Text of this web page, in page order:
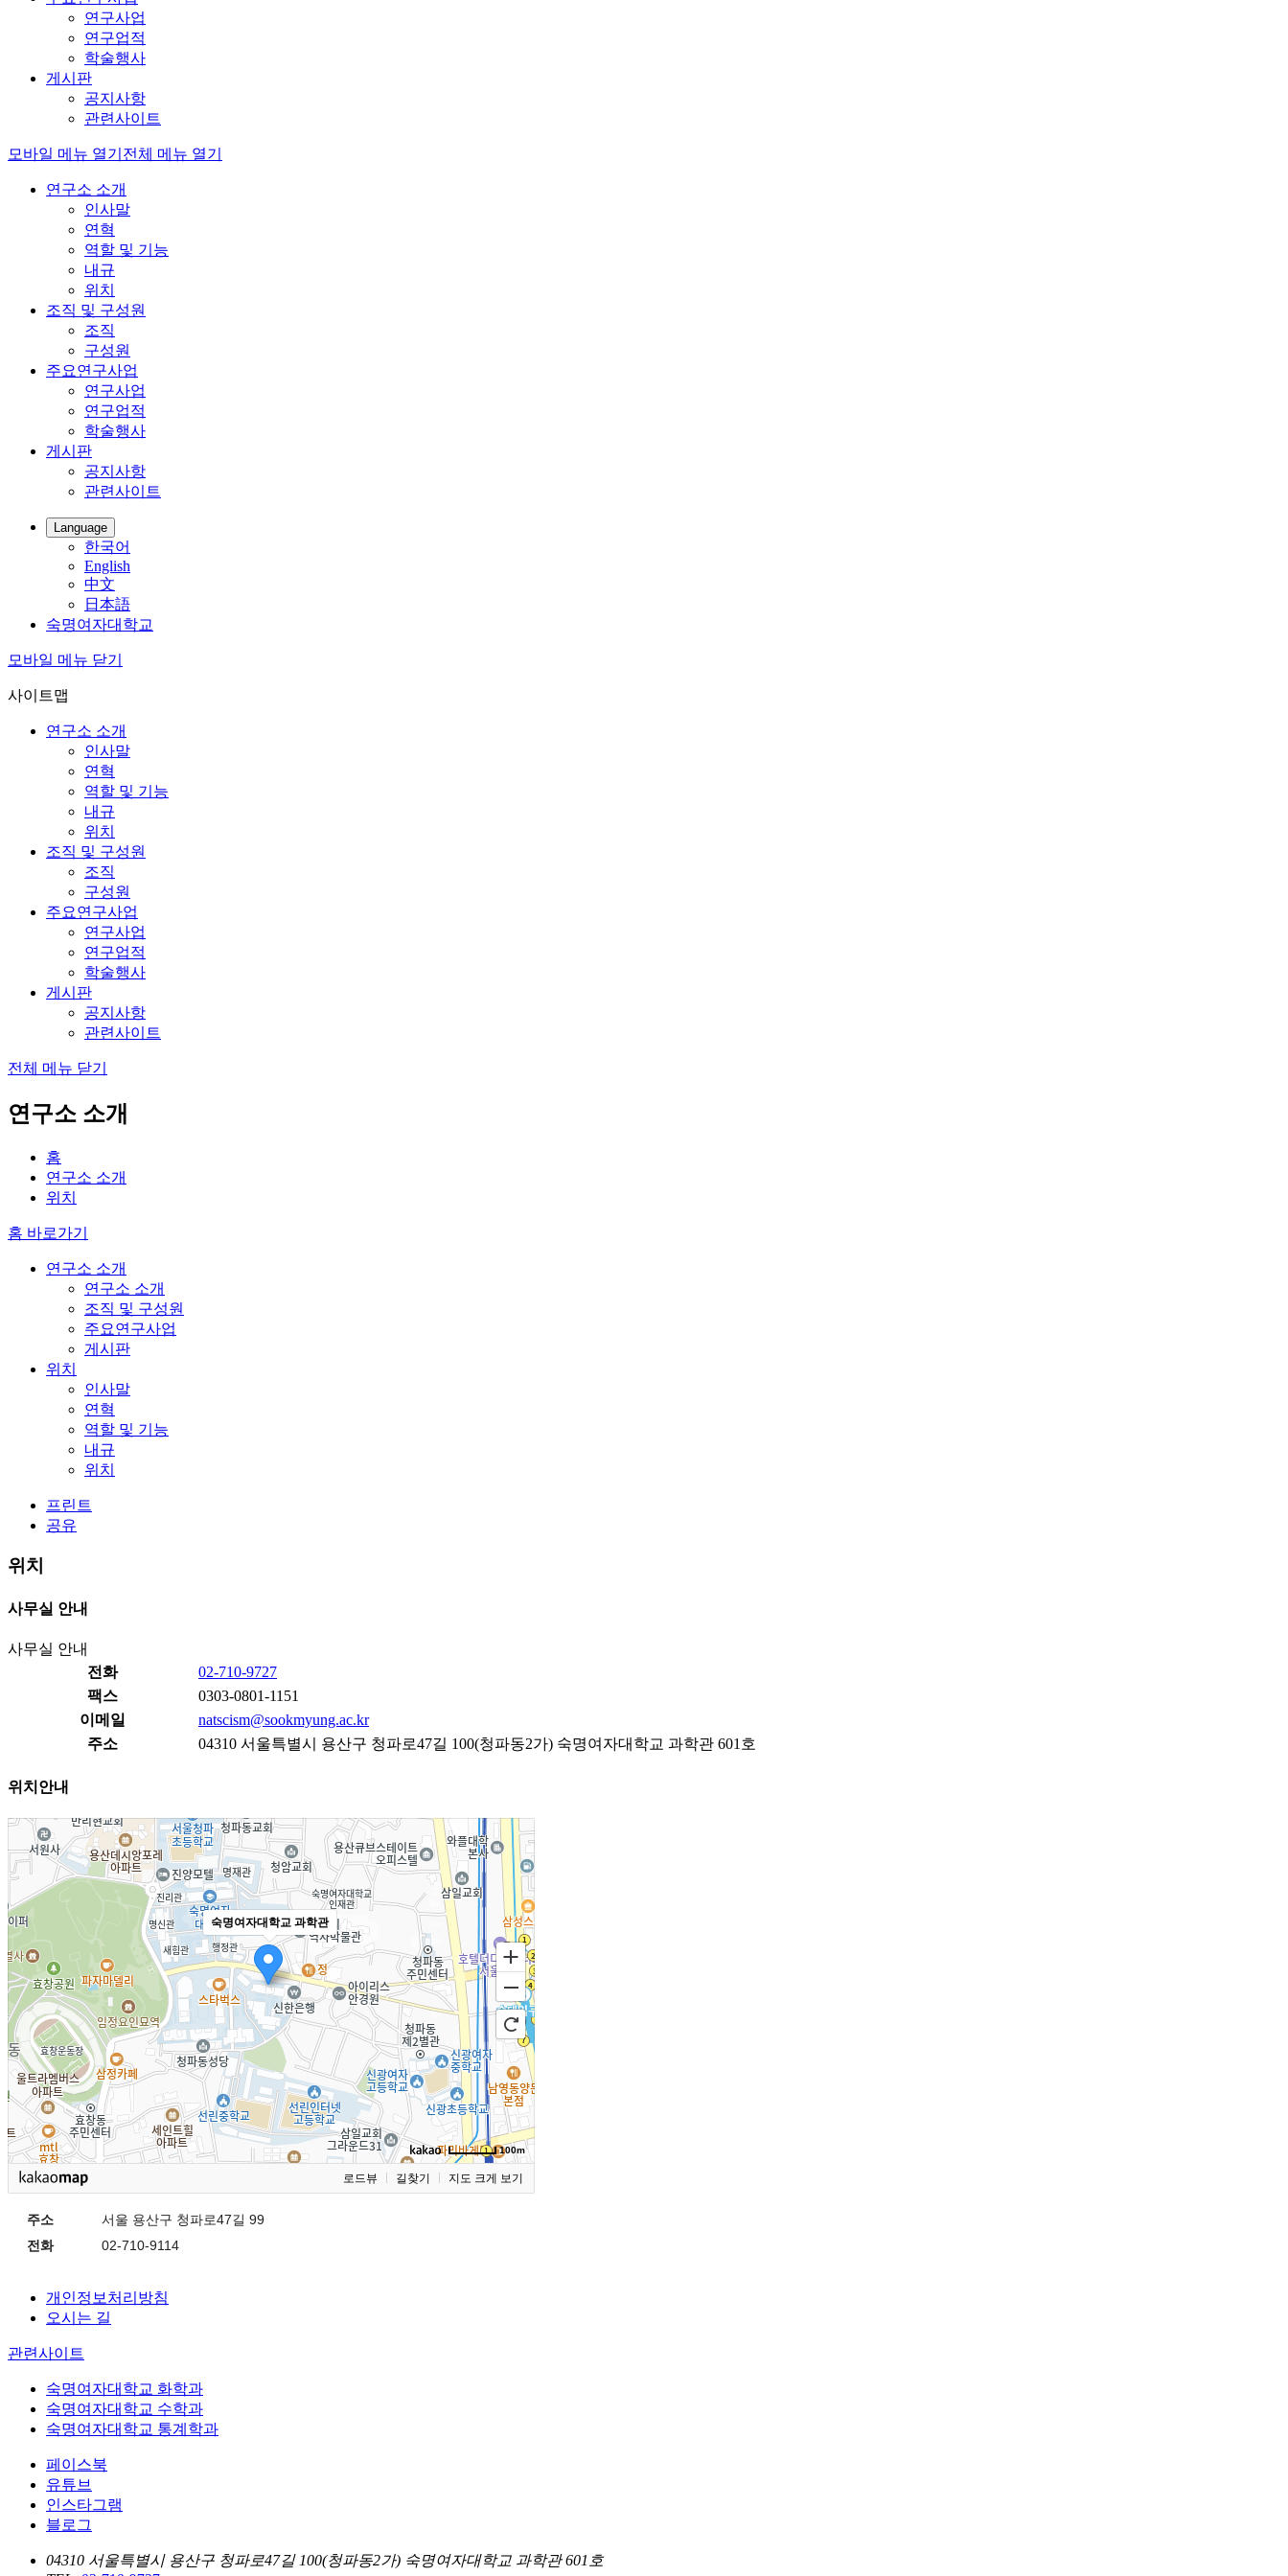
연구사업
연구업적
학술행사
게시판
공지사항
관련사이트
모바일 메뉴 열기 전체 메뉴 열기
연구소 소개
인사말
연혁
역할 및 기능
내규
위치
조직 및 구성원
조직
구성원
주요연구사업
연구사업
연구업적
학술행사
게시판
공지사항
관련사이트
Language
한국어
English
中文
日本語
숙명여자대학교
모바일 메뉴 닫기
사이트맵
연구소 소개
인사말
연혁
역할 및 기능
내규
위치
조직 및 구성원
조직
구성원
주요연구사업
연구사업
연구업적
학술행사
게시판
공지사항
관련사이트
전체 메뉴 닫기
연구소 소개
홈
연구소 소개
위치
홈 바로가기
연구소 소개
연구소 소개
조직 및 구성원
주요연구사업
게시판
위치
인사말
연혁
역할 및 기능
내규
위치
프린트
공유
위치
사무실 안내
사무실 안내
전화
02-710-9727
팩스
0303-0801-1151
이메일
natscism@sookmyung.ac.kr
주소
04310 서울특별시 용산구 청파로47길 100(청파동2가) 숙명여자대학교 과학관 601호
위치안내
숙명여자대학교 과학관
100m
로드뷰 길찾기 지도 크게 보기
주소
서울 용산구 청파로47길 99
전화
02-710-9114
개인정보처리방침
오시는 길
관련사이트
숙명여자대학교 화학과
숙명여자대학교 수학과
숙명여자대학교 통계학과
페이스북
유튜브
인스타그램
블로그
04310 서울특별시 용산구 청파로47길 100(청파동2가) 숙명여자대학교 과학관 601호